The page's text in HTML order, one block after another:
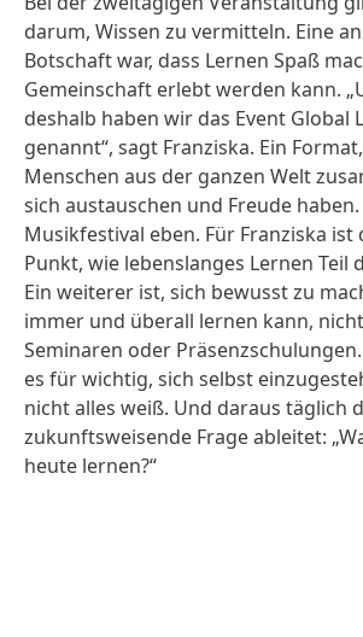
darum, Wissen zu vermitteln. Eine
Botschaft war, dass Lernen Spaß
Gemeinschaft erlebt werden kann.
deshalb haben wir das Event Global
genannt“, sagt Franziska. Ein
Menschen aus der ganzen Welt
sich austauschen und Freude
Musikfestival eben. Für Franziska ist
Punkt, wie lebenslanges Lernen Teil
Ein weiterer ist, sich bewusst zu
immer und überall lernen kann,
Seminaren oder
es für wichtig, sich selbst
nicht alles weiß. Und daraus täglich
zukunftsweisende Frage ableitet:
heute lernen?“